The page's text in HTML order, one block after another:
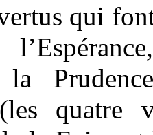
qui font
la
quatre